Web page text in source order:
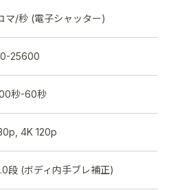
マ/秒 (電子シャッター)
25600
秒-60秒
4K 120p
段 (ボディ内手ブレ補正)